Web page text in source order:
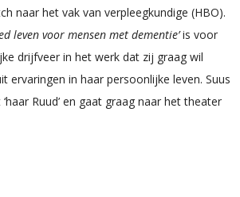
naar het vak van verpleegkundige (HBO).
leven voor mensen met dementie’is voor
drijfveer in het werk dat zij graag wil
ervaringen in haar persoonlijke leven. Suus
Ruud’ en gaat graag naar het theater